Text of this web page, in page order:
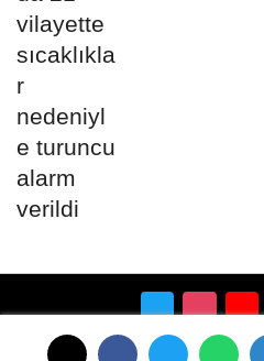
Künye İletişim Çerez